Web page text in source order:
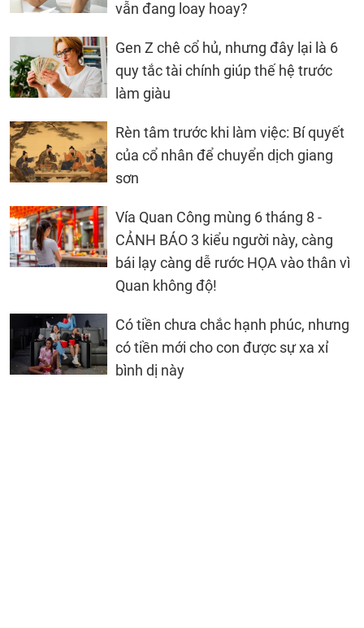
vẫn đang loay hoay?
Gen Z chê cổ hủ, nhưng đây lại là 6
quy tắc tài chính giúp thế hệ trước
làm giàu
Rèn tâm trước khi làm việc: Bí quyết
của cổ nhân để chuyển dịch giang
sơn
Vía Quan Công mùng 6 tháng 8 -
CẢNH BÁO 3 kiểu người này, càng
bái lạy càng dễ rước HỌA vào thân vì
Quan không độ!
Có tiền chưa chắc hạnh phúc, nhưng
có tiền mới cho con được sự xa xỉ
bình dị này